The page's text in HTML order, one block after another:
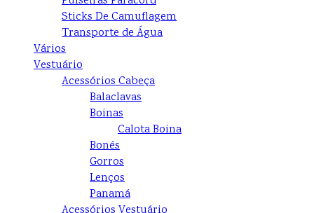
Sticks De Camuflagem
Transporte de Água
Vários
Vestuário
Acessórios Cabeça
Balaclavas
Boinas
Calota Boina
Bonés
Gorros
Lenços
Panamá